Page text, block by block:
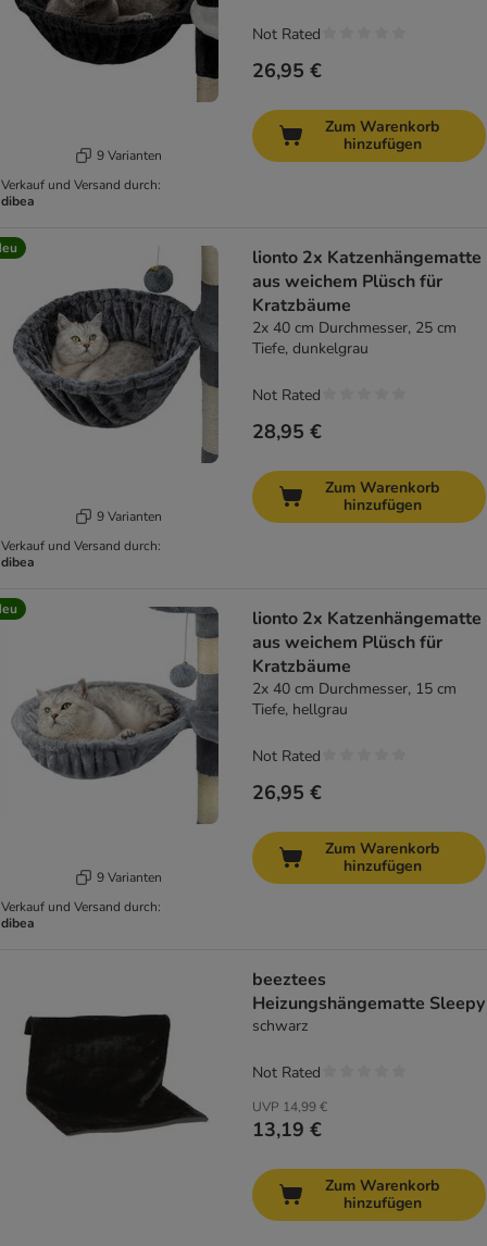
9 Varianten
Verkauf und Versand durch:
dibea
26,95 €
Not Rated
Zum Warenkorb
hinzufügen
9 Varianten
Verkauf und Versand durch:
dibea
lionto 2x Katzenhängematte
aus weichem Plüsch für
Kratzbäume
2x 40 cm Durchmesser, 25 cm
Tiefe, dunkelgrau
28,95 €
Not Rated
Zum Warenkorb
hinzufügen
9 Varianten
Verkauf und Versand durch:
dibea
lionto 2x Katzenhängematte
aus weichem Plüsch für
Kratzbäume
2x 40 cm Durchmesser, 15 cm
Tiefe, hellgrau
26,95 €
Not Rated
Zum Warenkorb
hinzufügen
beeztees
Heizungshängematte Sleepy
schwarz
UVP 14,99 €
13,19 €
Not Rated
Zum Warenkorb
hinzufügen